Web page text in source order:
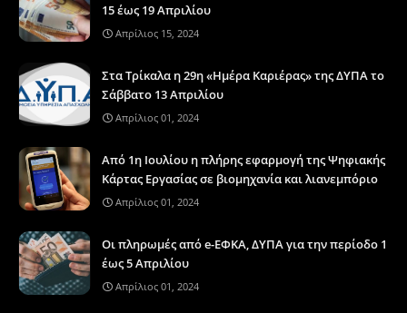
15 έως 19 Απριλίου
Απρίλιος 15, 2024
Στα Τρίκαλα η 29η «Ημέρα Καριέρας» της ΔΥΠΑ το
Σάββατο 13 Απριλίου
Απρίλιος 01, 2024
Από 1η Ιουλίου η πλήρης εφαρμογή της Ψηφιακής
Κάρτας Εργασίας σε βιομηχανία και λιανεμπόριο
Απρίλιος 01, 2024
Οι πληρωμές από e-ΕΦΚΑ, ΔΥΠΑ για την περίοδο 1
έως 5 Απριλίου
Απρίλιος 01, 2024